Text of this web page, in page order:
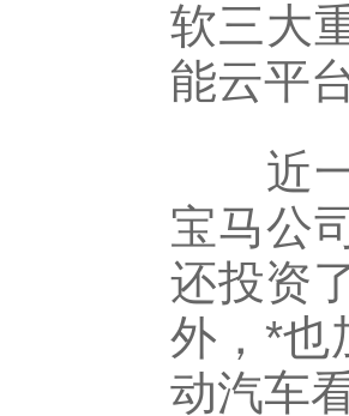
软三大
能云平
近一
宝马公
还投资
外，*也
动汽车